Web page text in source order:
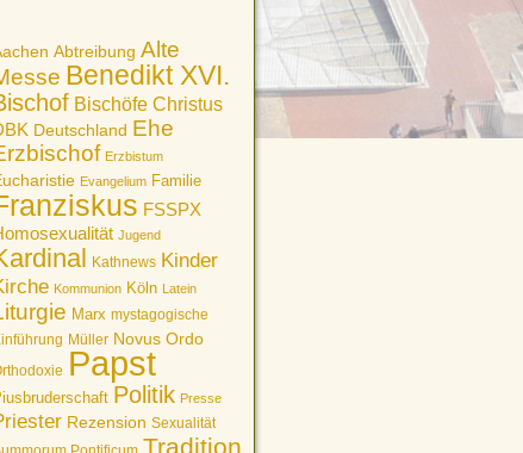
Abtreibung Alte
Benedikt XVI.
Bischöfe Christus
Deutschland Ehe
Erzbistum
Evangelium Familie
FSSPX
Jugend
Kathnews Kinder
Kommunion Köln Latein
Marx mystagogische
Müller Novus Ordo
Papst
Politik Presse
Rezension Sexualität
Tradition